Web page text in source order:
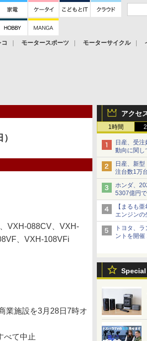
コ モータースポーツ モーターサイクル
アクセ
1時間
日産、受
動向に関し
が解説
日産、新
注台数1万
ホンダ、
5307億円
【まるも
エンジンの
トヨタ、
ントを開
VXH-088CV、VXH-
、VXH-108VFi
業施設を3月28日7時オ
べて中止